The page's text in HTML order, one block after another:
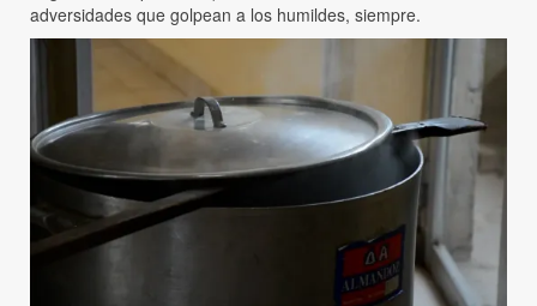
adversidades que golpean a los humildes, siempre.